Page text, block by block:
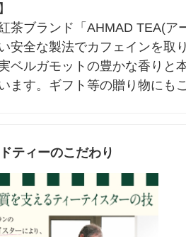
茶ブランド「AHMAD TEA(
安全な製法でカフェインを取
ベルガモットの豊かな香りと
ます。ギフト等の贈り物にも
ティーのこだわり